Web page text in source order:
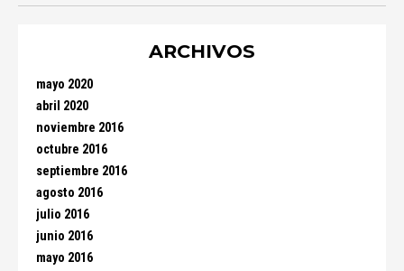
ARCHIVOS
mayo 2020
abril 2020
noviembre 2016
octubre 2016
septiembre 2016
agosto 2016
julio 2016
junio 2016
mayo 2016